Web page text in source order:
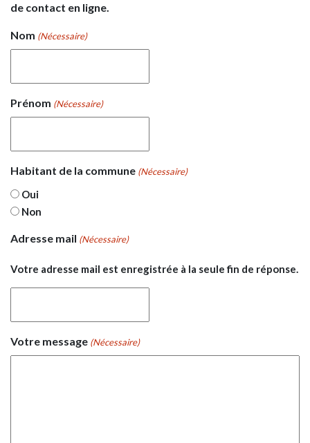
de contact en ligne.
Nom (Nécessaire)
Prénom (Nécessaire)
Habitant de la commune (Nécessaire)
Oui
Non
Adresse mail (Nécessaire)
Votre adresse mail est enregistrée à la seule fin de réponse.
Votre message (Nécessaire)